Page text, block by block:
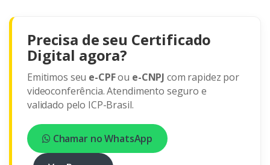
Precisa de seu Certificado
Digital agora?
Emitimos seu e-CPFou e-CNPJ com rapidez por
videoconferência. Atendimento seguro e
validado pelo ICP-Brasil.
Chamar no WhatsApp